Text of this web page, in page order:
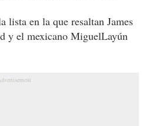
lista en la que resaltan James
y el mexicano MiguelLayún